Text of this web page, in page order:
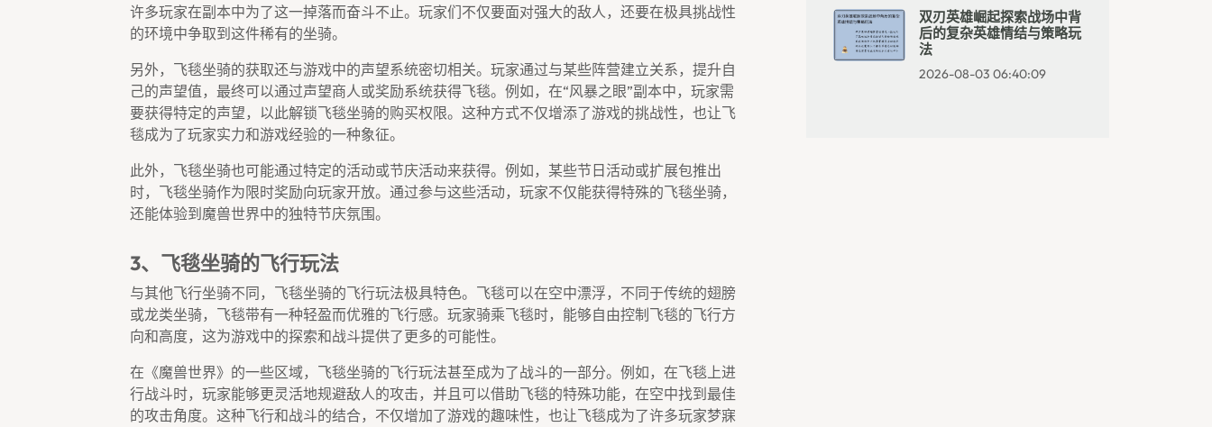
许多玩家在副本中为了这一掉落而奋斗不止。玩家们不仅要面对强大的敌人，还要在极具挑战性
的环境中争取到这件稀有的坐骑。
另外，飞毯坐骑的获取还与游戏中的声望系统密切相关。玩家通过与某些阵营建立关系，提升自
己的声望值，最终可以通过声望商人或奖励系统获得飞毯。例如，在“风暴之眼”副本中，玩家需
要获得特定的声望，以此解锁飞毯坐骑的购买权限。这种方式不仅增添了游戏的挑战性，也让飞
毯成为了玩家实力和游戏经验的一种象征。
此外，飞毯坐骑也可能通过特定的活动或节庆活动来获得。例如，某些节日活动或扩展包推出
时，飞毯坐骑作为限时奖励向玩家开放。通过参与这些活动，玩家不仅能获得特殊的飞毯坐骑，
还能体验到魔兽世界中的独特节庆氛围。
3、飞毯坐骑的飞行玩法
与其他飞行坐骑不同，飞毯坐骑的飞行玩法极具特色。飞毯可以在空中漂浮，不同于传统的翅膀
或龙类坐骑，飞毯带有一种轻盈而优雅的飞行感。玩家骑乘飞毯时，能够自由控制飞毯的飞行方
向和高度，这为游戏中的探索和战斗提供了更多的可能性。
在《魔兽世界》的一些区域，飞毯坐骑的飞行玩法甚至成为了战斗的一部分。例如，在飞毯上进
行战斗时，玩家能够更灵活地规避敌人的攻击，并且可以借助飞毯的特殊功能，在空中找到最佳
的攻击角度。这种飞行和战斗的结合，不仅增加了游戏的趣味性，也让飞毯成为了许多玩家梦寐
双刃英雄崛起探索战场中背
后的复杂英雄情结与策略玩
法
2026-08-03 06:40:09